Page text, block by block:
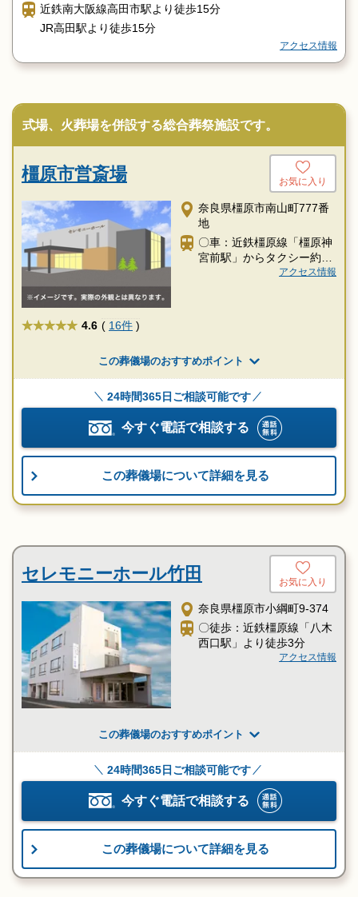
近鉄南大阪線高田市駅より徒歩15分
JR高田駅より徒歩15分
アクセス情報
式場、火葬場を併設する総合葬祭施設です。
橿原市営斎場 お気に入り
奈良県橿原市南山町777番
地
〇車：近鉄橿原線「橿原神
宮前駅」からタクシー約10
アクセス情報
★★★★★ 4.6 ( 16件 )
この葬儀場のおすすめポイント
24時間365日ご相談可能です
今すぐ電話で相談する
この葬儀場について詳細を見る
セレモニーホール竹田 お気に入り
奈良県橿原市小綱町9-374
〇徒歩：近鉄橿原線「八木
西口駅」より徒歩3分
アクセス情報
この葬儀場のおすすめポイント
24時間365日ご相談可能です
今すぐ電話で相談する
この葬儀場について詳細を見る